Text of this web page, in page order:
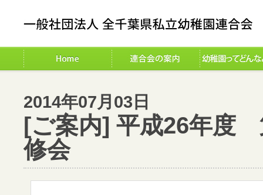
2014年07月03日
[ご案内] 平成26年度
修会